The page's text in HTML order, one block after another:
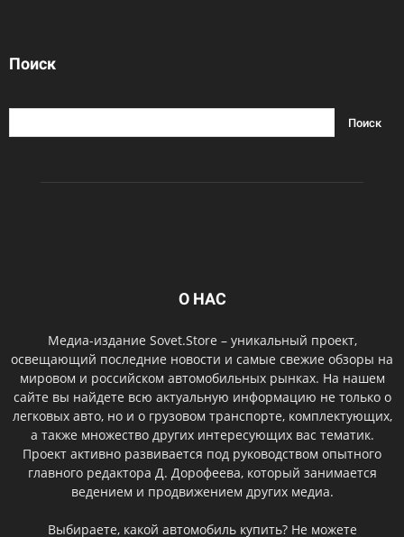
Поиск
О НАС
Медиа-издание Sovet.Store – уникальный проект,
освещающий последние новости и самые свежие обзоры на
мировом и российском автомобильных рынках. На нашем
сайте вы найдете всю актуальную информацию не только о
легковых авто, но и о грузовом транспорте, комплектующих,
а также множество других интересующих вас тематик.
Проект активно развивается под руководством опытного
главного редактора Д. Дорофеева, который занимается
ведением и продвижением других медиа.
Выбираете, какой автомобиль купить? Не можете